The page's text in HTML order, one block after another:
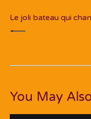
Le joli bateau qui
You May